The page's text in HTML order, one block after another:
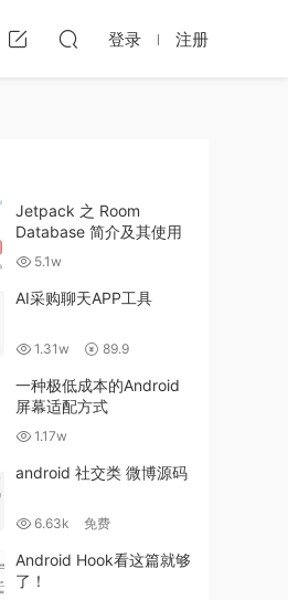
登录 注册
Jetpack 之 Room
Database 简介及其使用
5.1w
AI采购聊天APP工具
1.31w 89.9
一种极低成本的Android
屏幕适配方式
1.17w
android 社交类 微博源码
6.63k 免费
Android Hook看这篇就够
了！